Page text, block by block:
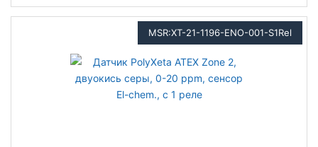
MSR:XT-21-1196-ENO-001-S1Rel